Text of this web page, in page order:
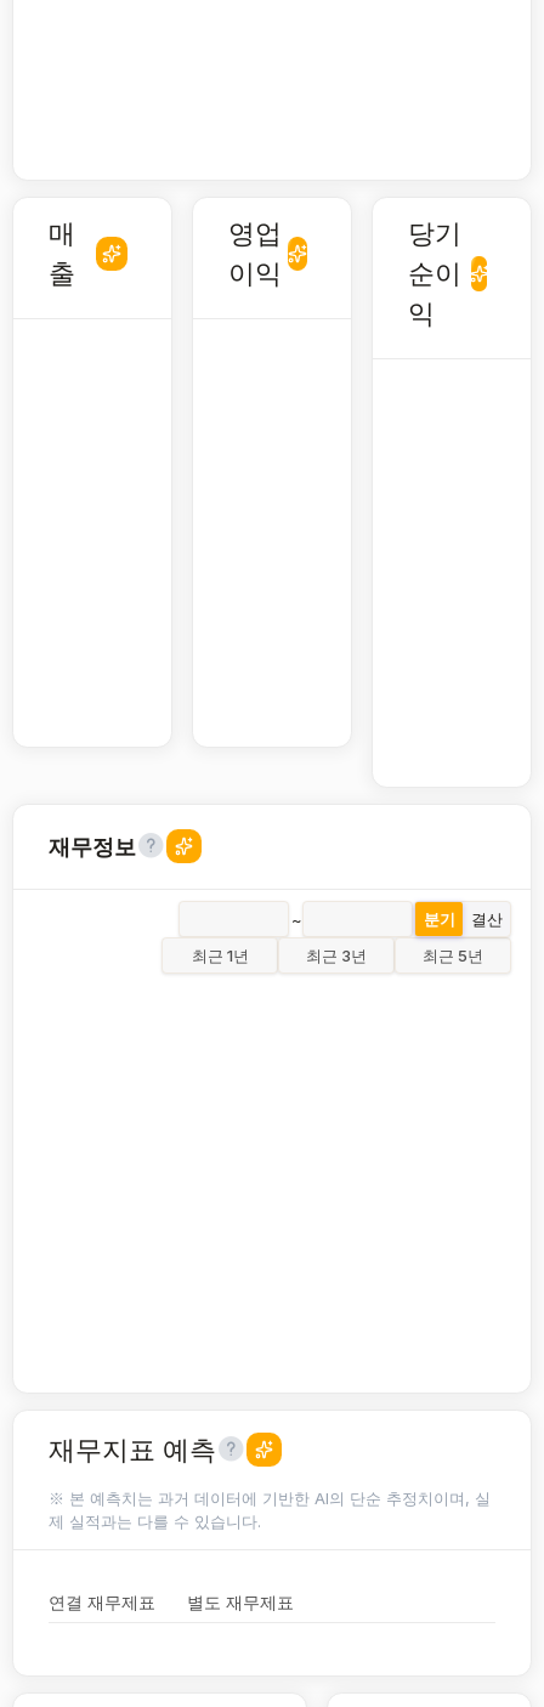
매
출
영업
이익
당기
순이
익
재무정보
~ 분기
결산
최근 1년
최근 3년 최근 5년
재무지표 예측
※ 본 예측치는 과거 데이터에 기반한 AI의 단순 추정치이며, 실
제 실적과는 다를 수 있습니다.
연결 재무제표 별도 재무제표